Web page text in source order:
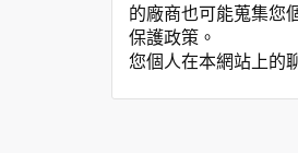
的廠商也可能蒐集您
保護政策。
您個人在本網站上的
為了在本網站提供